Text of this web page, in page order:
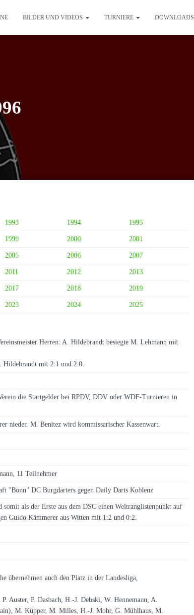
BILDER UND VIDEOS TURNIERE DOWNLOADS
1993 1994 1995
1999 2000 2001
2005 2006 2007
2011 2012 2013
2017 2018 2019
2023 2024 2025
Herren: A. Hildebrandt besiegte M. Lehmann mit
Hildebrandt mit 2:1 und 2:0.
die Startgelder bei RPDV, DDV oder WDF-Turnieren in
nieder. M. Benitez wird kommissarischer Kassenwart.
11 Teilnehmer
"Bonn" DC Burgdarters gegen Daily Darts Koblenz
als der Erste aus dem DSC einen Weltranglistenpunkt auf
Guido Kämmerer aus Witten mit 1:2 und 0:2.
übernehmen auch den Platz in der Landesliga,
Auster, P. Dasbach, H.-J. Debski, W. Hennemann, A.
M. Küpper, M. Milles, H.-J. Mohr, G. Mühlhaus, M.